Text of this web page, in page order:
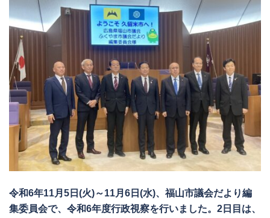
令和6年11月5日(火)～11月6日(水)、福山市議会だより編
集委員会で、令和6年度行政視察を行いました。2日目は、